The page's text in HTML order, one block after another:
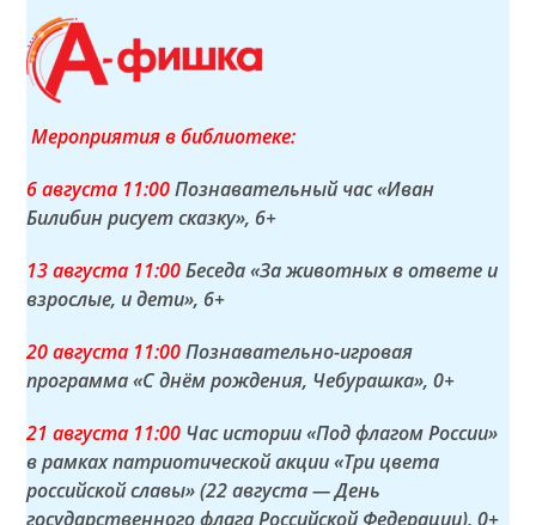
Мероприятия в библиотеке:
6 августа 11:00Познавательный час «Иван
Билибин рисует сказку», 6+
13 августа 11:00Беседа «За животных в ответе и
взрослые, и дети», 6+
20 августа 11:00Познавательно-игровая
программа «С днём рождения, Чебурашка», 0+
21 августа 11:00 Час истории «Под флагом России»
в рамках патриотической акции «Три цвета
российской славы» (22 августа — День
государственного флага Российской Федерации), 0+